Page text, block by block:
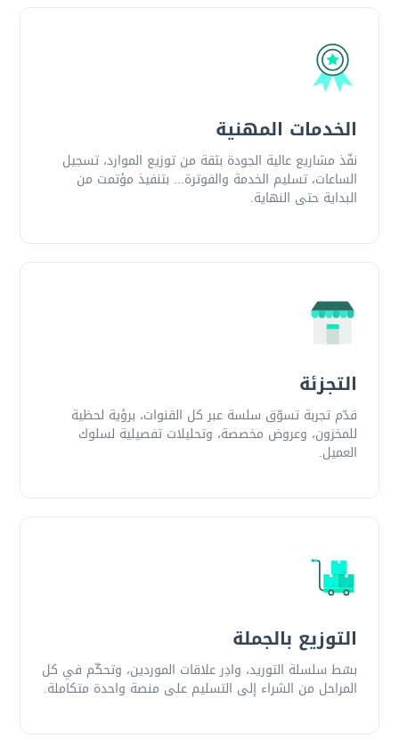
الخدمات المهنية
نفّذ مشاريع عالية الجودة بثقة من توزيع الموارد، تسجيل
الساعات، تسليم الخدمة والفوترة... بتنفيذ مؤتمت من
البداية حتى النهاية.
التجزئة
قدّم تجربة تسوّق سلسة عبر كل القنوات، برؤية لحظية
للمخزون، وعروض مخصصة، وتحليلات تفصيلية لسلوك
العميل.
التوزيع بالجملة
بسّط سلسلة التوريد، وادِر علاقات الموردين، وتحكّم في كل
المراحل من الشراء إلى التسليم على منصة واحدة متكاملة.